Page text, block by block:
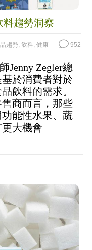
料趨勢洞察
趨勢, 飲料 健康 952
Jenny Zegler總
於消費者對於
飲料的需求。
商而言，那些
能性水果、蔬
大機會